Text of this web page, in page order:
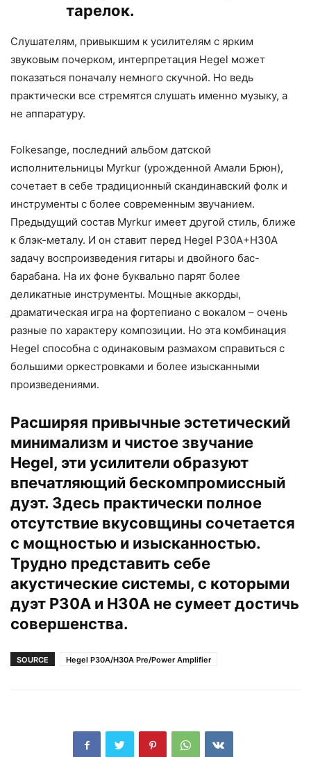
тарелок.
Слушателям, привыкшим к усилителям с ярким
звуковым почерком, интерпретация Hegel может
показаться поначалу немного скучной. Но ведь
практически все стремятся слушать именно музыку, а
не аппаратуру.
Folkesange, последний альбом датской
исполнительницы Myrkur (урожденной Амали Брюн),
сочетает в себе традиционный скандинавский фолк и
инструменты с более современным звучанием.
Предыдущий состав Myrkur имеет другой стиль, ближе
к блэк-металу. И он ставит перед Hegel P30A+H30A
задачу воспроизведения гитары и двойного бас-
барабана. На их фоне буквально парят более
деликатные инструменты. Мощные аккорды,
драматическая игра на фортепиано с вокалом – очень
разные по характеру композиции. Но эта комбинация
Hegel способна с одинаковым размахом справиться с
большими оркестровками и более изысканными
произведениями.
Расширяя привычные эстетический
минимализм и чистое звучание
Hegel, эти усилители образуют
впечатляющий бескомпромиссный
дуэт. Здесь практически полное
отсутствие вкусовщины сочетается
с мощностью и изысканностью.
Трудно представить себе
акустические системы, с которыми
дуэт P30A и H30A не сумеет достичь
совершенства.
SOURCE Hegel P30A/H30A Pre/Power Amplifier